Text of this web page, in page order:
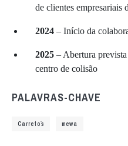
de clientes empresariais
2024 – Início da
2025 – Abertura
centro de colisão
PALAVRAS-CHAVE
Carreto´s mewa